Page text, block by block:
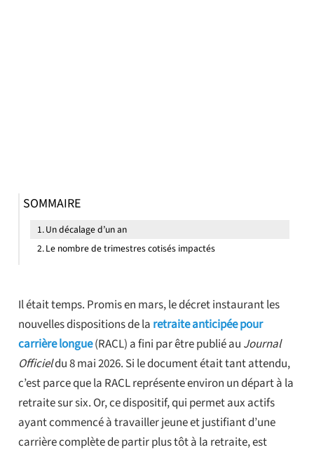
Il était temps. Promis en mars, le décret instaurant les
nouvelles dispositions de la retraite anticipée pour
carrière longue(RACL) a fini par être publié au Journal
Officieldu 8 mai 2026. Si le document était tant attendu,
c’est parce que la RACL représente environ un départ à la
retraite sur six. Or, ce dispositif, qui permet aux actifs
ayant commencé à travailler jeune et justifiant d’une
carrière complète de partir plus tôt à la retraite, est
SOMMAIRE
Un décalage d’un an
Le nombre de trimestres cotisés impactés